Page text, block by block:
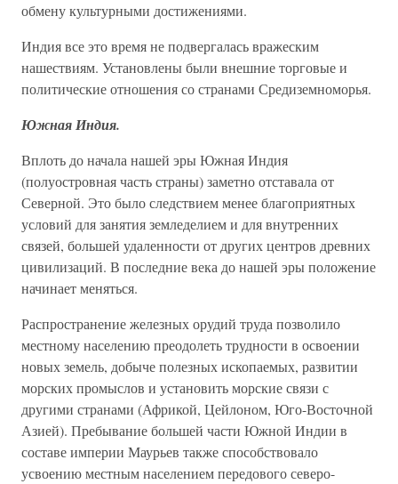
обмену культурными достижениями.
Индия все это время не подвергалась вражеским
нашествиям. Установлены были внешние торговые и
политические отношения со странами Средиземноморья.
Южная Индия.
Вплоть до начала нашей эры Южная Индия
(полуостровная часть страны) заметно отставала от
Северной. Это было следствием менее благоприятных
условий для занятия земледелием и для внутренних
связей, большей удаленности от других центров древних
цивилизаций. В последние века до нашей эры положение
начинает меняться.
Распространение железных орудий труда позволило
местному населению преодолеть трудности в освоении
новых земель, добыче полезных ископаемых, развитии
морских промыслов и установить морские связи с
другими странами (Африкой, Цейлоном, Юго-Восточной
Азией). Пребывание большей части Южной Индии в
составе империи Маурьев также способствовало
усвоению местным населением передового северо-